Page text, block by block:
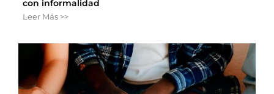
con informalidad
Leer Más >>